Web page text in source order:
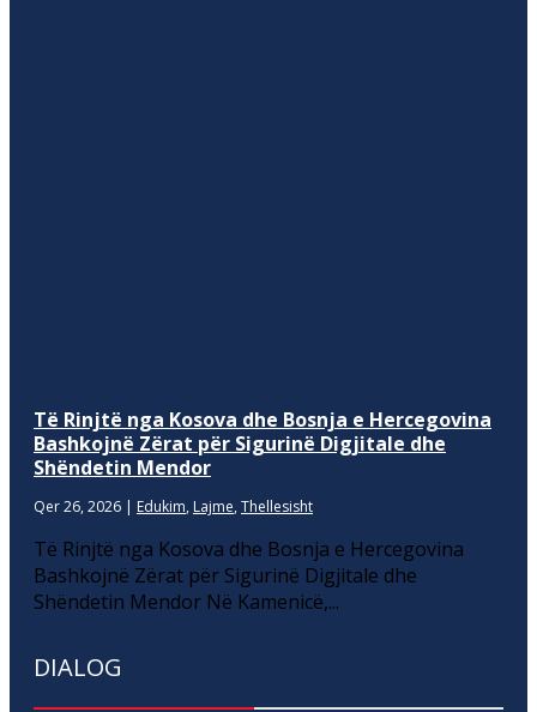
Të Rinjtë nga Kosova dhe Bosnja e Hercegovina
Bashkojnë Zërat për Sigurinë Digjitale dhe
Shëndetin Mendor
Qer 26, 2026 | Edukim, Lajme, Thellesisht
Të Rinjtë nga Kosova dhe Bosnja e Hercegovina
Bashkojnë Zërat për Sigurinë Digjitale dhe
Shëndetin Mendor Në Kamenicë,...
DIALOG